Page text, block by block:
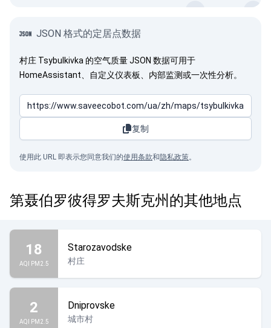
JSON 格式的定居点数据
村庄 Tsybulkivka 的空气质量 JSON 数据可用于
HomeAssistant、自定义仪表板、内部监测或一次性分析。
复制
使用此 URL 即表示您同意我们的使用条款和隐私政策。
第聂伯罗彼得罗夫斯克州的其他地点
18
AQI PM2.5
Starozavodske
村庄
2
AQI PM2.5
Dniprovske
城市村